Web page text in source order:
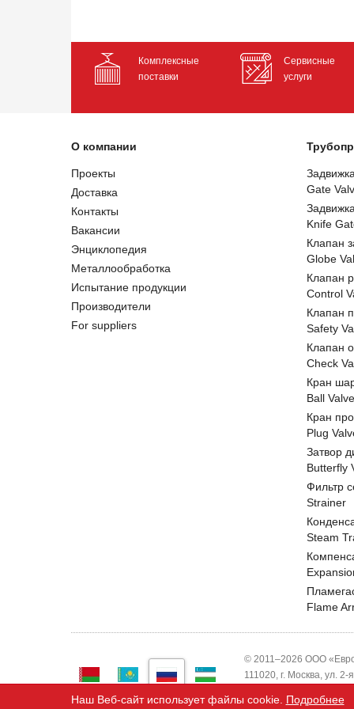
Комплексные
поставки
Сервисные
услуги
О компании
Проекты
Доставка
Контакты
Вакансии
Энциклопедия
Металлообработка
Испытание продукции
Производители
For suppliers
Задвижка
Gate
Knife
Клапан
Globe
Клапан
Control
Клапан
Safety
Клапан
Check
Кран
Ball Valve
Кран
Plug
Затвор
Butterfly
Фильтр
Strainer
Steam
Flame
© 2011–2026 ООО
111020, г. Москва, ул.
ИНН 7743820503 ООО
Наш Веб-сайт использует файлы cookie. Подробнее